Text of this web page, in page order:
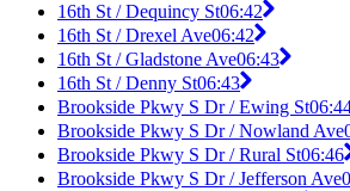
16th St / Dequincy St06:42
16th St / Drexel Ave06:42
16th St / Gladstone Ave06:43
16th St / Denny St06:43
Brookside Pkwy S Dr / Ewing St
Brookside Pkwy S Dr / Nowland Ave
Brookside Pkwy S Dr / Rural St06:46
Brookside Pkwy S Dr / Jefferson Ave